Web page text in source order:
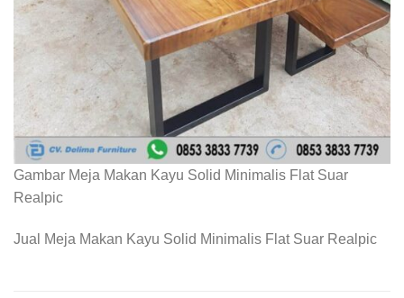
Gambar Meja Makan Kayu Solid Minimalis Flat Suar
Realpic
Jual Meja Makan Kayu Solid Minimalis Flat Suar Realpic